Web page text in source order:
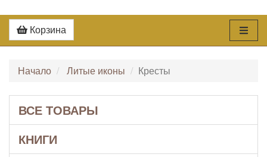
Корзина
Начало Литые иконы Кресты
ВСЕ ТОВАРЫ
КНИГИ